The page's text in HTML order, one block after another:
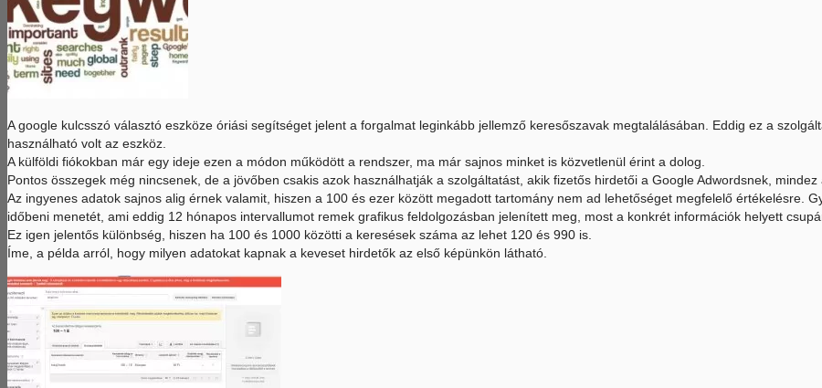
A google kulcsszó választó eszköze óriási segítséget jelent a forgalmat leginkább jellemző keresőszavak megtalálásában. Eddig ez a
használható volt az eszköz.
A külföldi fiókokban már egy ideje ezen a módon működött a rendszer, ma már sajnos minket is közvetlenül érint a dolog.
Pontos összegek még nincsenek, de a jövőben csakis azok használhatják a szolgáltatást, akik fizetős hirdetői a Google Adwordsnek,
Az ingyenes adatok sajnos alig érnek valamit, hiszen a 100 és ezer között megadott tartomány nem ad lehetőséget megfelelő értékelésre.
időbeni menetét, ami eddig 12 hónapos intervallumot remek grafikus feldolgozásban jelenített meg, most a konkrét információk helyett
Ez igen jelentős különbség, hiszen ha 100 és 1000 közötti a keresések száma az lehet 120 és 990 is.
Íme, a példa arról, hogy milyen adatokat kapnak a keveset hirdetők az első képünkön látható.